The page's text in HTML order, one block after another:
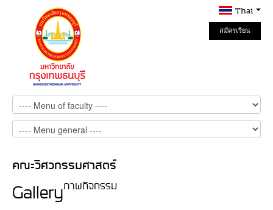
Thai
สมัครเรียน
Online
คณะวิศวกรรมศาสตร์
ภาพกิจกรรม
Gallery